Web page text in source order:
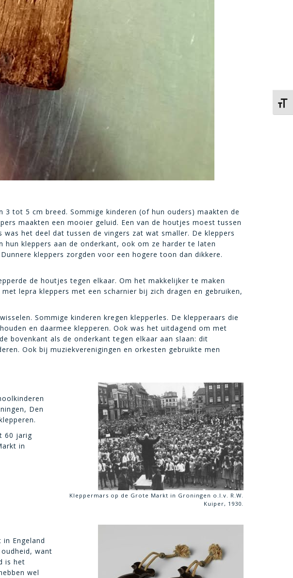
tot 5 cm breed. Sommige kinderen (of hun ouders) maakten de
maakten een mooier geluid. Een van de houtjes moest tussen
het deel dat tussen de vingers zat wat smaller. De kleppers
kleppers aan de onderkant, ook om ze harder te laten
kleppers zorgden voor een hogere toon dan dikkere.
de houtjes tegen elkaar. Om het makkelijker te maken
lepra kleppers met een scharnier bij zich dragen en gebruiken,
Sommige kinderen kregen klepperles. De klepperaars die
en daarmee klepperen. Ook was het uitdagend om met
bovenkant als de onderkant tegen elkaar aan slaan: dit
Ook bij muziekverenigingen en orkesten gebruikte men
Den
60 jarig
in
Kleppermars op de Grote Markt in Groningen o.l.v. R.W.
Kuiper, 1930.
Engeland
want
is het
wel